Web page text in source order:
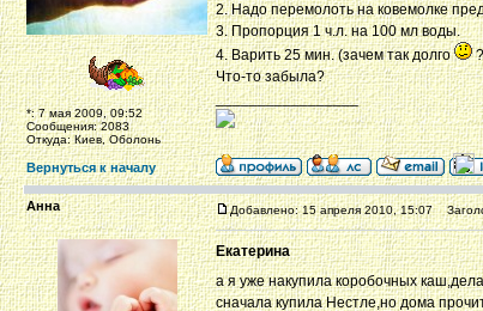
*: 7 мая 2009, 09:52
Сообщения: 2083
Откуда: Киев, Оболонь
2. Надо перемолоть на ковемолке
3. Пропорция 1 ч.л. на 100 мл воды.
4. Варить 25 мин. (зачем так долго
Что-то забыла?
_________________
Вернуться к началу
Анна Добавлено: 15 апреля 2010, 15:07
Екатерина
а я уже накупила коробочных
сначала купила Нестле,но дома